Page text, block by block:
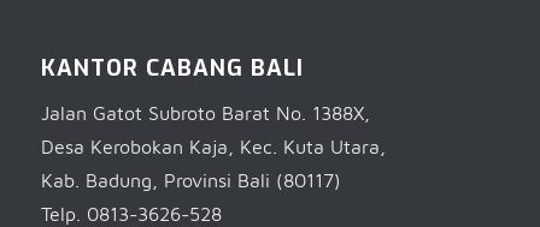
KANTOR CABANG BALI
Jalan Gatot Subroto Barat No. 1388X,
Desa Kerobokan Kaja, Kec. Kuta Utara,
Kab. Badung, Provinsi Bali (80117)
Telp. 0813-3626-528